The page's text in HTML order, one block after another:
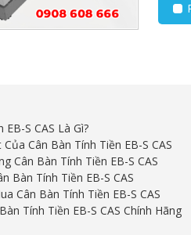
S CAS Là Gì?
Cân Bàn Tính Tiền EB-S CAS
Cân Bàn Tính Tiền EB-S CAS
Bàn Tính Tiền EB-S CAS
Cân Bàn Tính Tiền EB-S CAS
Tính Tiền EB-S CAS Chính Hãng